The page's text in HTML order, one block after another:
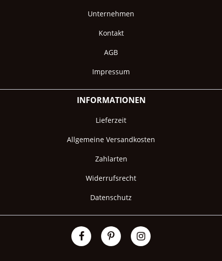
Unternehmen
Kontakt
AGB
Impressum
INFORMATIONEN
Lieferzeit
Allgemeine Versandkosten
Zahlarten
Widerrufsrecht
Datenschutz